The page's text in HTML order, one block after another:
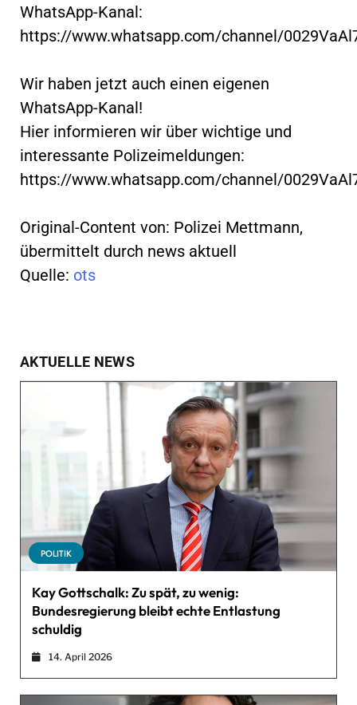
WhatsApp-Kanal:
https://www.whatsapp.com/channel/
Wir haben jetzt auch einen eigenen
WhatsApp-Kanal!
Hier informieren wir über wichtige und
interessante Polizeimeldungen:
https://www.whatsapp.com/channel/
Original-Content von: Polizei Mettmann,
übermittelt durch news aktuell
Quelle: ots
AKTUELLE NEWS
POLITIK
Kay Gottschalk: Zu spät, zu wenig:
Bundesregierung bleibt echte Entlastung
schuldig
14. April 2026